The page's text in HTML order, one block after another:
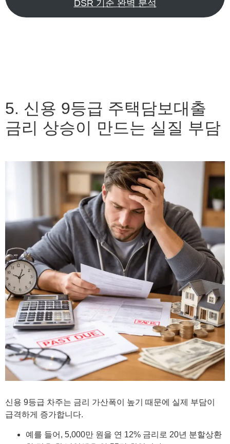
DSR 기준 완벽 분석
5. 신용 9등급 주택담보대출
금리 상승이 만드는 실질 부담
신용 9등급 차주는 금리 가산폭이 높기 때문에 실제 부담이
급격하게 증가합니다.
예를 들어, 5,000만 원을 연 12% 금리로 20년 분할상환